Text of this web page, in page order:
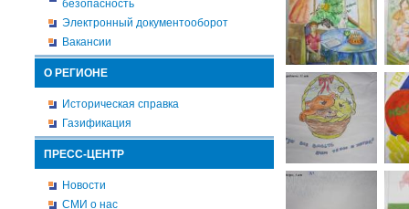
безопасность
Электронный документооборот
Вакансии
О РЕГИОНЕ
Историческая справка
Газификация
ПРЕСС-ЦЕНТР
Новости
СМИ о нас